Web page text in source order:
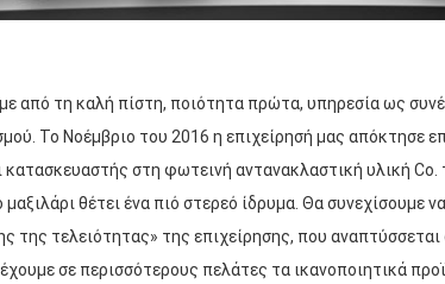
από τη καλή πίστη, ποιότητα πρώτα, υπηρεσία ως
Το Νοέμβριο του 2016 η επιχείρησή μας απόκτησε
κατασκευαστής στη φωτεινή αντανακλαστική υλική
μαξιλάρι θέτει ένα πιό στερεό ίδρυμα. Θα
της τελειότητας» της επιχείρησης, που
σε περισσότερους πελάτες τα ικανοποιητικά